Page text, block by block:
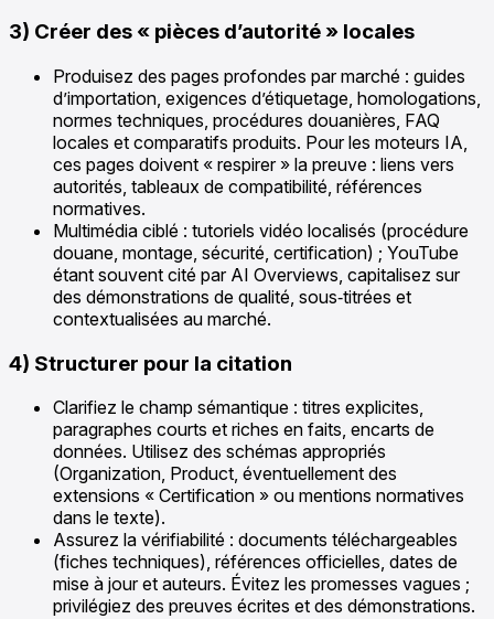
3) Créer des « pièces d’autorité » locales
Produisez des pages profondes par marché : guides
d’importation, exigences d’étiquetage, homologations,
normes techniques, procédures douanières, FAQ
locales et comparatifs produits. Pour les moteurs IA,
ces pages doivent « respirer » la preuve : liens vers
autorités, tableaux de compatibilité, références
normatives.
Multimédia ciblé : tutoriels vidéo localisés (procédure
douane, montage, sécurité, certification) ; YouTube
étant souvent cité par AI Overviews, capitalisez sur
des démonstrations de qualité, sous‑titrées et
contextualisées au marché.
4) Structurer pour la citation
Clarifiez le champ sémantique : titres explicites,
paragraphes courts et riches en faits, encarts de
données. Utilisez des schémas appropriés
(Organization, Product, éventuellement des
extensions « Certification » ou mentions normatives
dans le texte).
Assurez la vérifiabilité : documents téléchargeables
(fiches techniques), références officielles, dates de
mise à jour et auteurs. Évitez les promesses vagues ;
privilégiez des preuves écrites et des démonstrations.